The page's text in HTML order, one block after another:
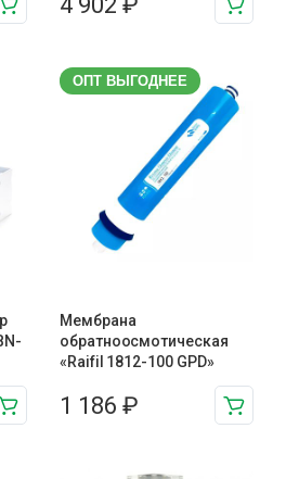
ОПТ ВЫГОДНЕЕ
Мембрана
обратноосмотическая
«Raifil 1812-100 GPD»
1 186 ₽